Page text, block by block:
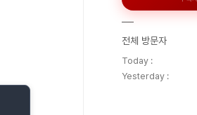
전체 방문자
Today :
Yesterday :